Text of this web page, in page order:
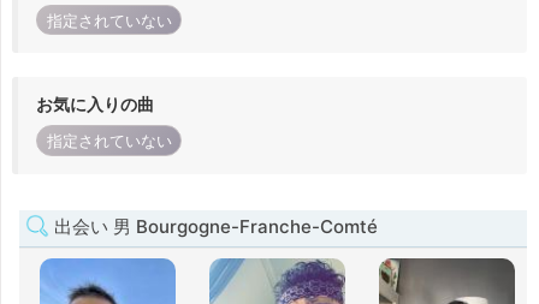
指定されていない
お気に入りの曲
指定されていない
出会い 男 Bourgogne-Franche-Comté